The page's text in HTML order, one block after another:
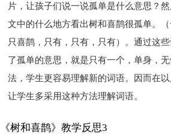
片，让孩子们说一说孤单是什么意思？
文中的什么地方看出树和喜鹊很孤单。
只喜鹊，只有，只有，只有）。通过这
了孤单的意思，就是只有一个，单身，
法，学生更容易理解新的词语。因而在
让学生多采用这种方法理解词语。
《树和喜鹊》教学反思3